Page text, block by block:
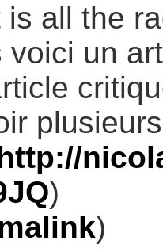
is all the
voici un
)
)